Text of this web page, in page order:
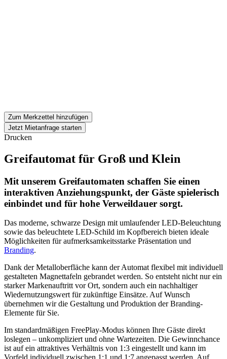
Zum Merkzettel hinzufügen
Jetzt Mietanfrage starten
Drucken
Greifautomat für Groß und Klein
Mit unserem Greifautomaten schaffen Sie einen
interaktiven Anziehungspunkt, der Gäste spielerisch
einbindet und für hohe Verweildauer sorgt.
Das moderne, schwarze Design mit umlaufender LED-Beleuchtung
sowie das beleuchtete LED-Schild im Kopfbereich bieten ideale
Möglichkeiten für aufmerksamkeitsstarke Präsentation und
Branding.
Dank der Metalloberfläche kann der Automat flexibel mit individuell
gestalteten Magnettafeln gebrandet werden. So entsteht nicht nur ein
starker Markenauftritt vor Ort, sondern auch ein nachhaltiger
Wiedernutzungswert für zukünftige Einsätze. Auf Wunsch
übernehmen wir die Gestaltung und Produktion der Branding-
Elemente für Sie.
Im standardmäßigen FreePlay-Modus können Ihre Gäste direkt
loslegen – unkompliziert und ohne Wartezeiten. Die Gewinnchance
ist auf ein attraktives Verhältnis von 1:3 eingestellt und kann im